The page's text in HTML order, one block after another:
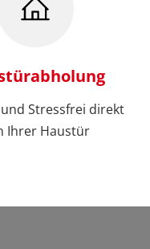
Stressfrei direkt
Ihrer Haustür